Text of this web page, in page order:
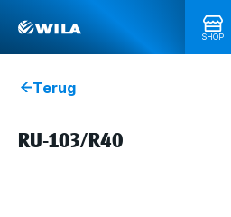
SHOP
Terug
RU-103/R40